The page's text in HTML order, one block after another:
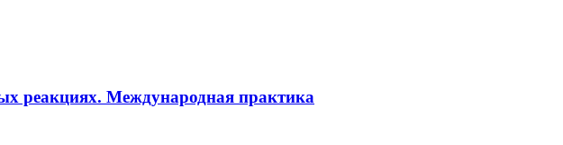
реакциях. Международная практика